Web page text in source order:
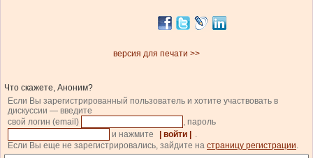
версия для печати >>
Что скажете, Аноним?
Если Вы зарегистрированный пользователь и хотите участвовать в
дискуссии — введите
свой логин (email)
, пароль
и нажмите
| войти |
.
Если Вы еще не зарегистрировались, зайдите на страницу регистрации.